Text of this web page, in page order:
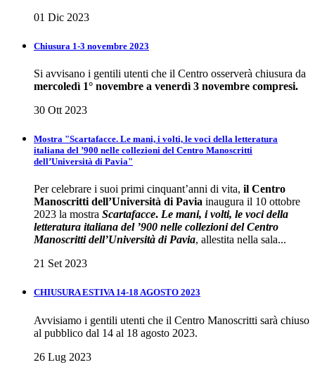
01 Dic 2023
Chiusura 1-3 novembre 2023
Si avvisano i gentili utenti che il Centro osserverà chiusura da
mercoledì 1° novembre a venerdì 3 novembre compresi.
30 Ott 2023
Mostra "Scartafacce. Le mani, i volti, le voci della letteratura
italiana del ’900 nelle collezioni del Centro Manoscritti
dell’Università di Pavia"
Per celebrare i suoi primi cinquant’anni di vita, il Centro
Manoscritti dell’Università di Pavia inaugura il 10 ottobre
2023 la mostra Scartafacce. Le mani, i volti, le voci della
letteratura italiana del ’900 nelle collezioni del Centro
Manoscritti dell’Università di Pavia, allestita nella sala...
21 Set 2023
CHIUSURA ESTIVA 14-18 AGOSTO 2023
Avvisiamo i gentili utenti che il Centro Manoscritti sarà chiuso
al pubblico dal 14 al 18 agosto 2023.
26 Lug 2023